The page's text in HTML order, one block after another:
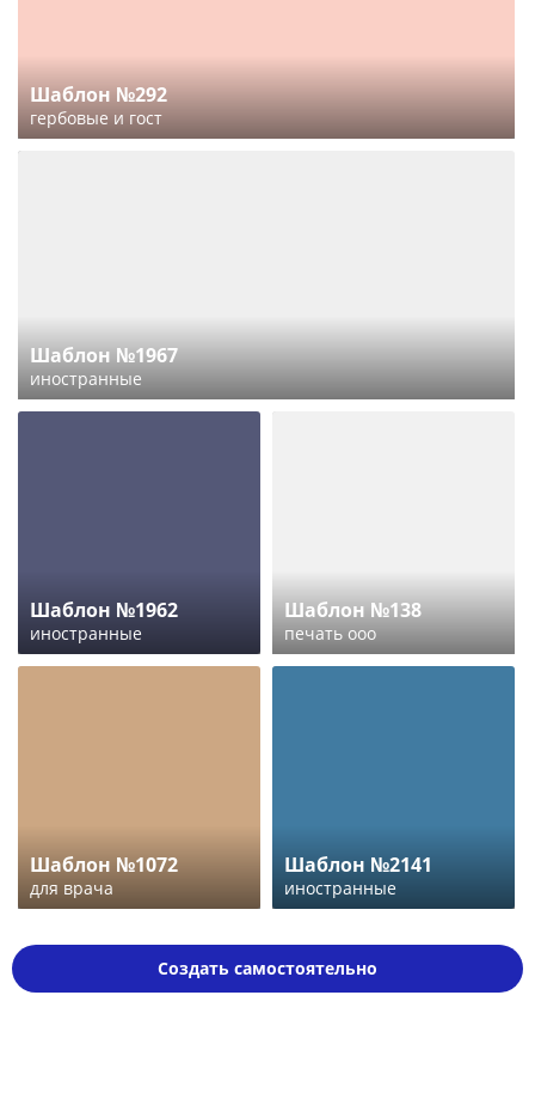
Шаблон №292
гербовые и гост
Шаблон №1967
иностранные
Шаблон №1962
иностранные
Шаблон №138
печать ооо
Шаблон №1072
для врача
Шаблон №2141
иностранные
Создать самостоятельно